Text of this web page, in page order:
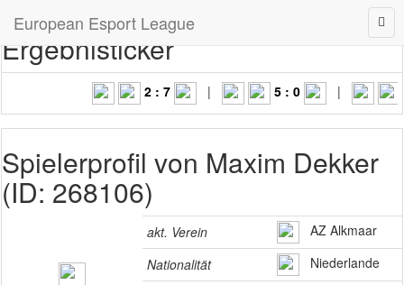
European Esport League
Ergebnisticker
2 : 7 | 5 : 0 |
Spielerprofil von Maxim Dekker
(ID: 268106)
akt. Verein
AZ Alkmaar
Nationalität
Niederlande